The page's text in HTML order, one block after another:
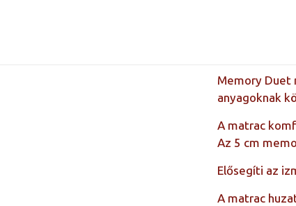
Memory Duet
anyagoknak
A matrac
Az 5 cm
Elősegíti az
A matrac